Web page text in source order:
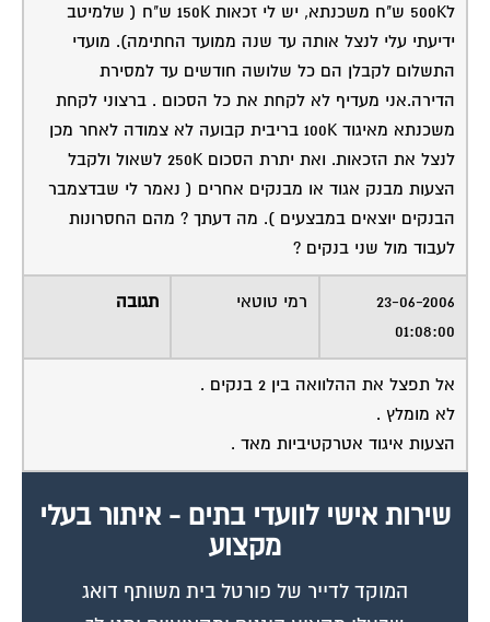
ידיעתי עלי לנצל אותה עד שנה ממועד החתימה). מועדי
התשלום לקבלן הם כל שלושה חודשים עד למסירת
הדירה.אני מעדיף לא לקחת את כל הסכום . ברצוני לקחת
משכנתא מאיגוד 100K בריבית קבועה לא צמודה לאחר מכן
לנצל את הזכאות. ואת יתרת הסכום 250K לשאול ולקבל
הצעות מבנק אגוד או מבנקים אחרים ( נאמר לי שבדצמבר
הבנקים יוצאים במבצעים ). מה דעתך ? מהם החסרונות
לעבוד מול שני בנקים ?
23-06-2006
01:08:00
רמי טוטאי תגובה
אל תפצל את ההלוואה בין 2 בנקים .
לא מומלץ .
הצעות איגוד אטרקטיביות מאד .
מקצוע
המוקד לדייר של פורטל בית משותף דואג
שבעלי מקצוע הוגנים ומקצועיים יתנו לך